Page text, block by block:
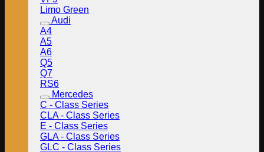
Limo Green
Audi
A4
A5
A6
Q5
Q7
RS6
Mercedes
C - Class Series
CLA - Class Series
E - Class Series
GLA - Class Series
GLC - Class Series